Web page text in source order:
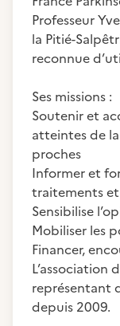
Professeur
la Pitié-
reconnue
Ses missions :
Soutenir et
atteintes de
proches
Informer et
traitements et
Sensibilise
Mobiliser les
Financer,
L’association
représentant
depuis 2009.